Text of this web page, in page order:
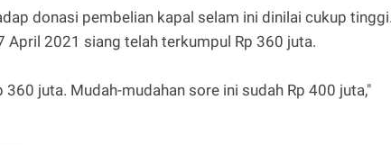
donasi pembelian kapal selam ini dinilai cukup
April 2021 siang telah terkumpul Rp 360 juta.
juta. Mudah-mudahan sore ini sudah Rp 400 juta,"